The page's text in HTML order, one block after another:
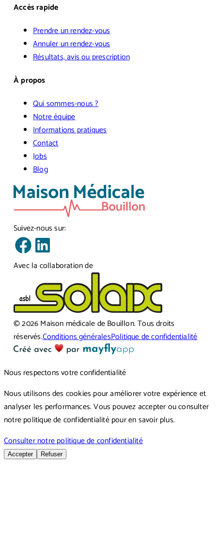
Accès rapide
Prendre un rendez-vous
Annuler un rendez-vous
Résultats, avis ou prescription
À propos
Qui sommes-nous ?
Notre équipe
Informations pratiques
Contact
Jobs
Blog
Suivez-nous sur:
Avec la collaboration de
©2026Maison médicale de Bouillon.Tous droits
réservés.Conditions généralesPolitique de confidentialité
Nous respectons votre confidentialité
Nous utilisons des cookies pour améliorer votre expérience et
analyser les performances. Vous pouvez accepter ou consulter
notre politique de confidentialité pour en savoir plus.
Consulter notre politique de confidentialité
Accepter Refuser